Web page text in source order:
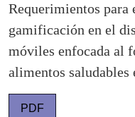
Requerimientos para
gamificación en el
móviles enfocada al
alimentos saludables
PDF